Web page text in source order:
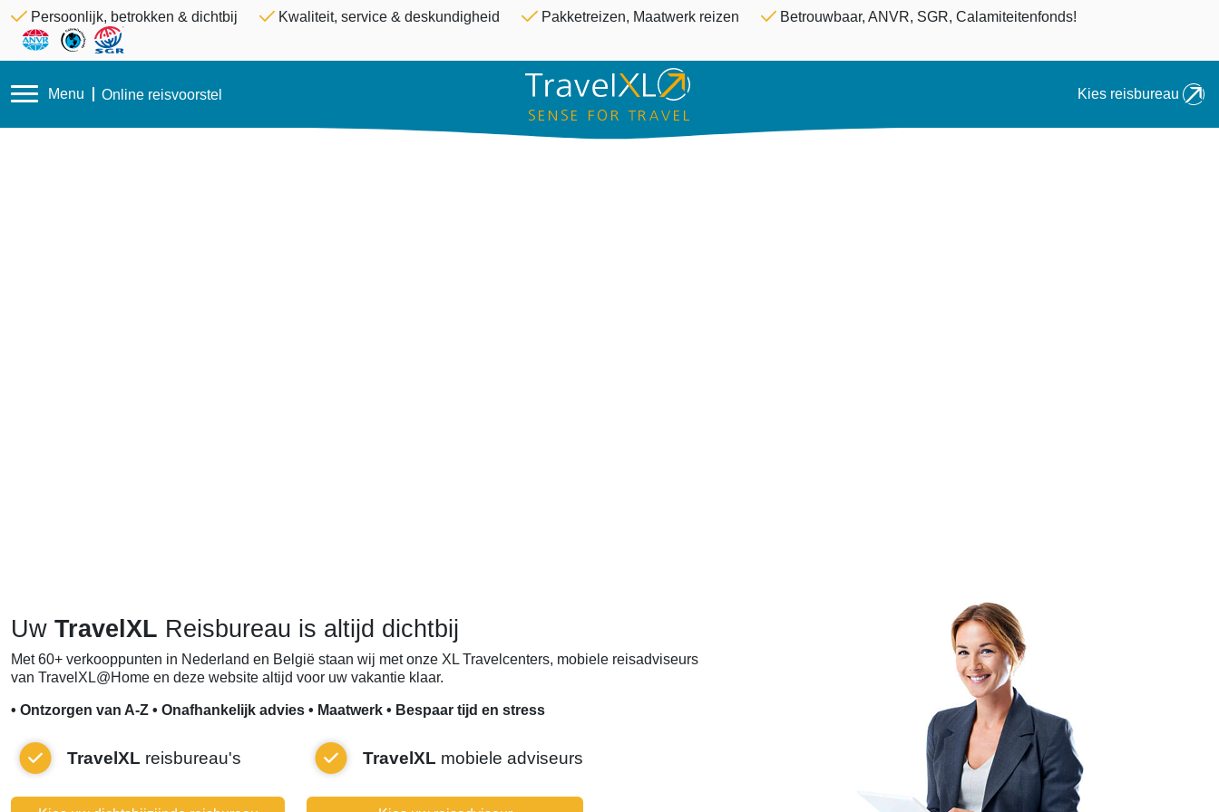
Overslaan en naar de inhoud gaan
Persoonlijk, betrokken & dichtbij Kwaliteit, service & deskundigheid Pakketreizen, Maatwerk reizen Betrouwbaar, ANVR, SGR, Calamiteitenfonds!
Menu Online reisvoorstel Kies reisbureau
Uw TravelXL Reisbureau is altijd dichtbij
Met 60+ verkooppunten in Nederland en België staan wij met onze XL Travelcenters, mobiele reisadviseurs
van TravelXL@Home en deze website altijd voor uw vakantie klaar.
• Ontzorgen van A-Z • Onafhankelijk advies • Maatwerk • Bespaar tijd en stress
TravelXL reisbureau's TravelXL mobiele adviseurs